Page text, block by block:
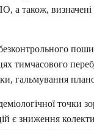
а також,
тимчасового
гальмування
точки
є зниження